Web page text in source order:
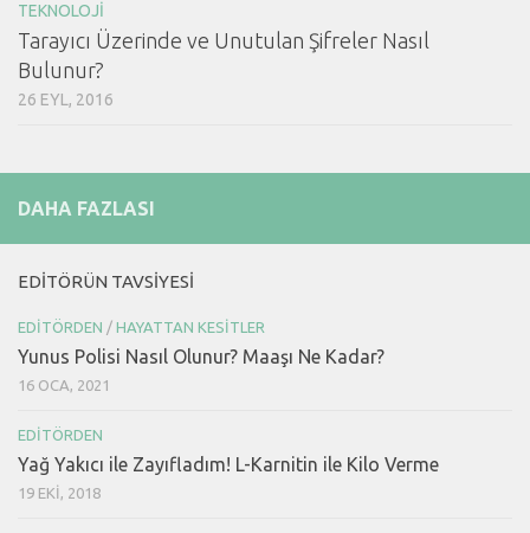
TEKNOLOJI
Tarayıcı Üzerinde ve Unutulan Şifreler Nasıl
Bulunur?
26 EYL, 2016
DAHA FAZLASI
EDITÖRÜN TAVSIYESI
EDITÖRDEN / HAYATTAN KESITLER
Yunus Polisi Nasıl Olunur? Maaşı Ne Kadar?
16 OCA, 2021
EDITÖRDEN
Yağ Yakıcı ile Zayıfladım! L-Karnitin ile Kilo Verme
19 EKI, 2018